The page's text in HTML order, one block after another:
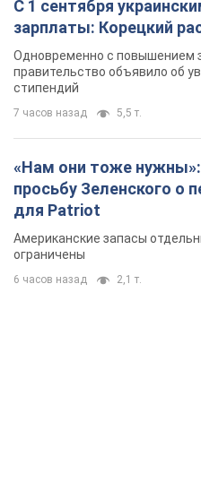
просьбу Зеленского о
для Patriot
Американские запасы
ограничены